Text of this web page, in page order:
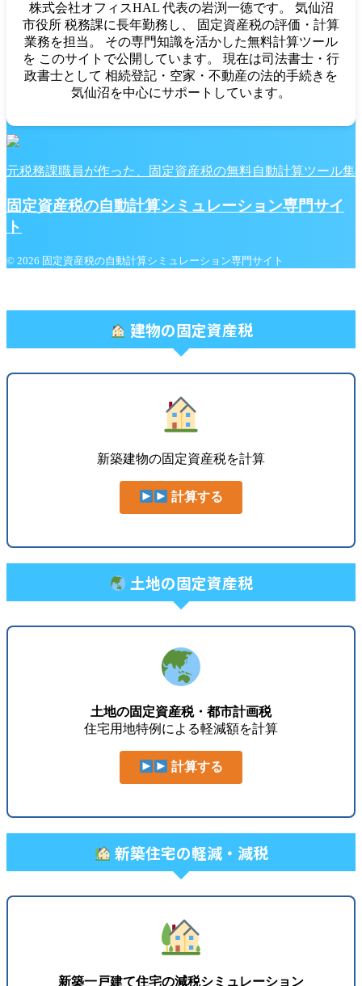
株式会社オフィスHAL 代表の岩渕一徳です。 気仙沼
市役所 税務課に長年勤務し、 固定資産税の評価・計算
業務を担当。 その専門知識を活かした無料計算ツール
を このサイトで公開しています。 現在は司法書士・行
政書士として 相続登記・空家・不動産の法的手続きを
気仙沼を中心にサポートしています。
元税務課職員が作った、固定資産税の無料自動計算ツール集
固定資産税の自動計算シミュレーション専門サイ
ト
© 2026 固定資産税の自動計算シミュレーション専門サイト
建物の固定資産税
新築建物の固定資産税を計算
計算する
土地の固定資産税
土地の固定資産税・都市計画税
住宅用地特例による軽減額を計算
計算する
新築住宅の軽減・減税
新築一戸建て住宅の減税シミュレーション